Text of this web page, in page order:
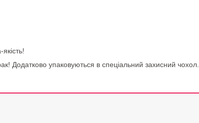
Додатково упаковуються в спеціальний захисний чохол.